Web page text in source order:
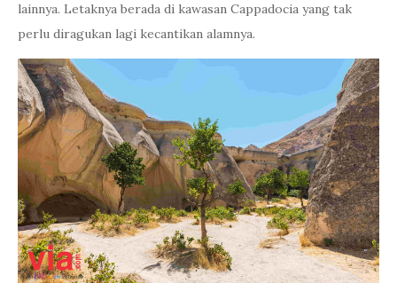
lainnya. Letaknya berada di kawasan Cappadocia yang tak
perlu diragukan lagi kecantikan alamnya.